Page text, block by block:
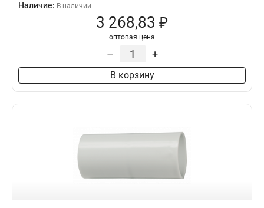
Наличие: В наличии
3 268,83 ₽
оптовая цена
– +
В корзину